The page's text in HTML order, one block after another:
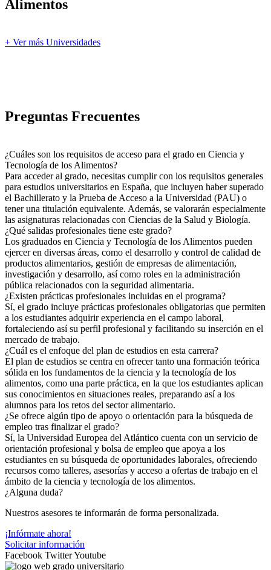
Alimentos
+ Ver más Universidades
Preguntas Frecuentes
¿Cuáles son los requisitos de acceso para el grado en Ciencia y
Tecnología de los Alimentos?
Para acceder al grado, necesitas cumplir con los requisitos generales
para estudios universitarios en España, que incluyen haber superado
el Bachillerato y la Prueba de Acceso a la Universidad (PAU) o
tener una titulación equivalente. Además, se valorarán especialmente
las asignaturas relacionadas con Ciencias de la Salud y Biología.
¿Qué salidas profesionales tiene este grado?
Los graduados en Ciencia y Tecnología de los Alimentos pueden
ejercer en diversas áreas, como el desarrollo y control de calidad de
productos alimentarios, gestión de empresas de alimentación,
investigación y desarrollo, así como roles en la administración
pública relacionados con la seguridad alimentaria.
¿Existen prácticas profesionales incluidas en el programa?
Sí, el grado incluye prácticas profesionales obligatorias que permiten
a los estudiantes adquirir experiencia en el campo laboral,
fortaleciendo así su perfil profesional y facilitando su inserción en el
mercado de trabajo.
¿Cuál es el enfoque del plan de estudios en esta carrera?
El plan de estudios se centra en ofrecer tanto una formación teórica
sólida en los fundamentos de la ciencia y la tecnología de los
alimentos, como una parte práctica, en la que los estudiantes aplican
sus conocimientos en situaciones reales, preparando así a los
alumnos para los retos del sector alimentario.
¿Se ofrece algún tipo de apoyo o orientación para la búsqueda de
empleo tras finalizar el grado?
Sí, la Universidad Europea del Atlántico cuenta con un servicio de
orientación profesional y bolsa de empleo que apoya a los
estudiantes en su búsqueda de oportunidades laborales, ofreciendo
recursos como talleres, asesorías y acceso a ofertas de trabajo en el
ámbito de la ciencia y tecnología de los alimentos.
¿Alguna duda?
Nuestros asesores te informarán de forma personalizada.
¡Infórmate ahora!
Solicitar información
Facebook TwitterYoutube